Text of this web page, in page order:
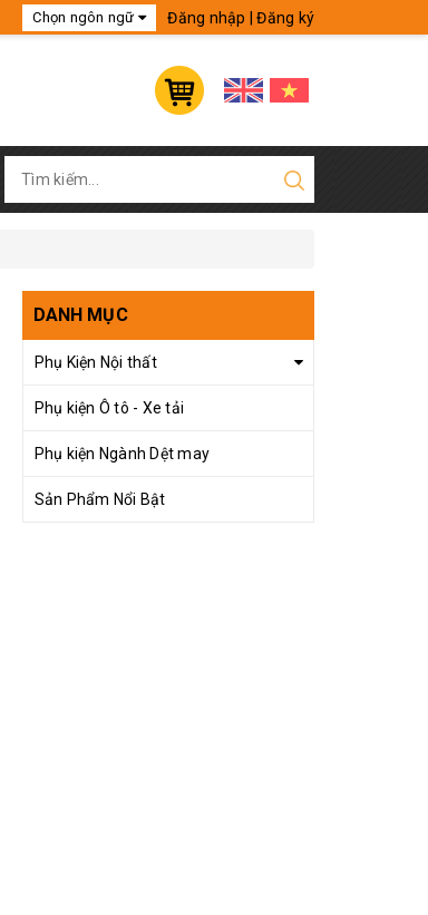
Chọn ngôn ngữ
China
Đăng nhập |Đăng ký
DANH MỤC
Phụ Kiện Nội thất
Phụ kiện Ô tô - Xe tải
Phụ kiện Ngành Dệt may
Sản Phẩm Nổi Bật